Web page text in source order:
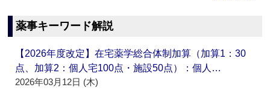
薬事キーワード解説
【2026年度改定】在宅薬学総合体制加算（加算1：30
点、加算2：個人宅100点・施設50点）：個人…
2026年03月12日 (木)